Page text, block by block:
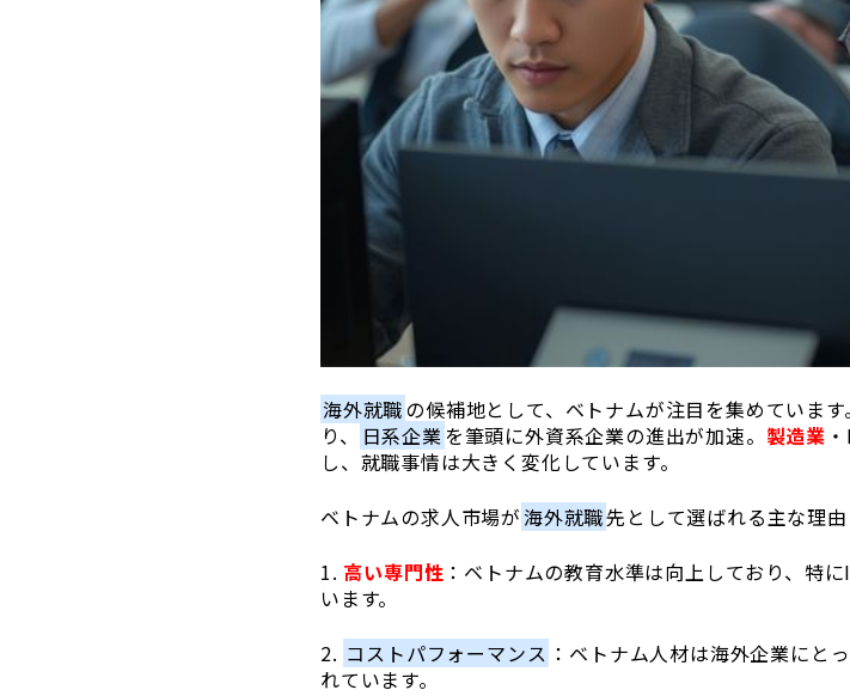
海外就職の候補地として、ベトナムが注目を集めていま
り、
日系企業を筆頭に外資系企業の進出が加速。 製造業
し、就職事情は大きく変化しています。
ベトナムの求人市場が海外就職先として選ばれる主な理
1. 高い専門性 ：ベトナムの教育水準は向上しており、特
います。
2. コストパフォーマンス ：ベトナム人材は海外企業にと
れています。